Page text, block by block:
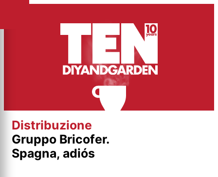
contenuto
Distribuzione
Gruppo Bricofer.
Spagna, adiós